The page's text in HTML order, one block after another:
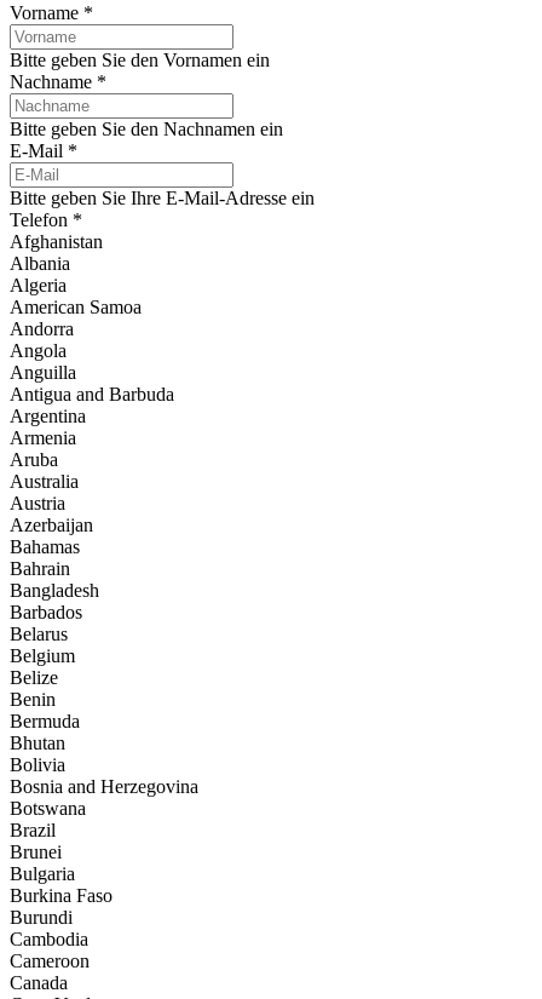
Vorname *
Bitte geben Sie den Vornamen ein
Nachname *
Bitte geben Sie den Nachnamen ein
E-Mail *
Bitte geben Sie Ihre E-Mail-Adresse ein
Telefon *
Afghanistan
Albania
Algeria
American Samoa
Andorra
Angola
Anguilla
Antigua and Barbuda
Argentina
Armenia
Aruba
Australia
Austria
Azerbaijan
Bahamas
Bahrain
Bangladesh
Barbados
Belarus
Belgium
Belize
Benin
Bermuda
Bhutan
Bolivia
Bosnia and Herzegovina
Botswana
Brazil
Brunei
Bulgaria
Burkina Faso
Burundi
Cambodia
Cameroon
Canada